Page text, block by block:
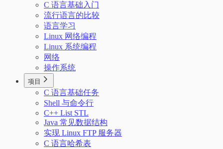
C 语言基础入门
流行语言的比较
语言学习
Linux 网络编程
Linux 系统编程
网络
操作系统
项目
C 语言基础任务
Shell 与命令行
C++ List STL
Java 常见数据结构
实现 Linux FTP 服务器
C 语言哈希表